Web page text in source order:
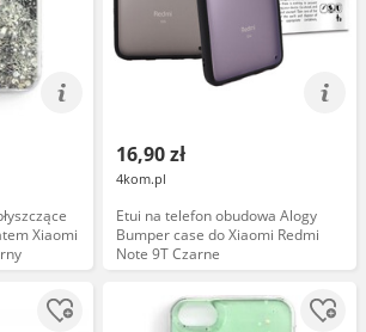
Xiaomi
16,90 zł
4kom.pl
Etui na telefon obudowa Alogy
Bumper case do Xiaomi Redmi
Note 9T Czarne